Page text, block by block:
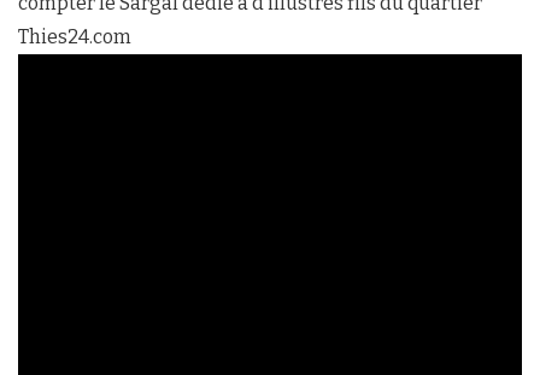
Thies24.com